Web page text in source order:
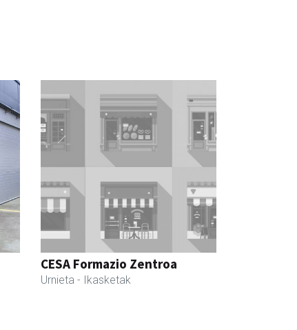
CESA Formazio Zentroa
Urnieta - Ikasketak